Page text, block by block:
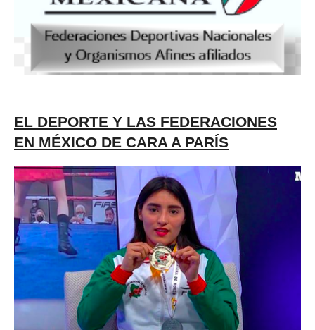
EL DEPORTE Y LAS FEDERACIONES
EN MÉXICO DE CARA A PARÍS